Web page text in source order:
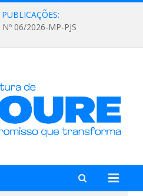
06/2026-MP-PJS